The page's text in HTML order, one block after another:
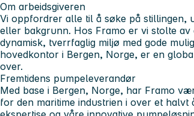
Om arbeidsgiveren
Vi oppfordrer alle til å søke på stillingen,
eller bakgrunn. Hos Framo er vi stolte
dynamisk, tverrfaglig miljø med gode
hovedkontor i Bergen, Norge, er en
over.
Fremtidens pumpeleverandør
Med base i Bergen, Norge, har Framo
for den maritime industrien i over et